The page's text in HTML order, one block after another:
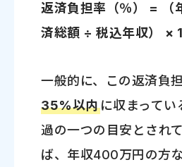
返済負担率（％） =
済総額 ÷税込年収） ×
一般的に、この返済負
35%以内に収まってい
過の一つの目安とされ
ば、年収400万円の方